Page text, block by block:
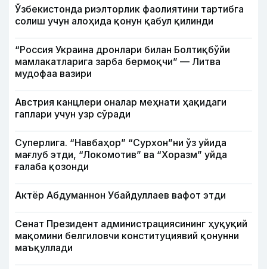
Ўзбекистонда риэлторлик фаолиятини тартибга
солиш учун алоҳида қонун қабул қилинди
“Россия Украина дронлари билан Болтиқбўйи
мамлакатларига зарба бермоқчи” — Литва
мудофаа вазири
Австрия канцлери оналар меҳнати ҳақидаги
гаплари учун узр сўради
Суперлига. “Навбаҳор” “Сурхон”ни ўз уйида
мағлуб этди, “Локомотив” ва “Хоразм” уйда
ғалаба қозонди
Актёр Абду­маннон Убайдуллаев вафот этди
Сенат Президент администрациясининг ҳуқуқий
мақомини белгиловчи конституциявий қонунни
маъқуллади